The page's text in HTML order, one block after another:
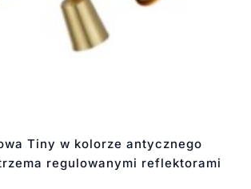
Tiny w kolorze antycznego
regulowanymi reflektorami